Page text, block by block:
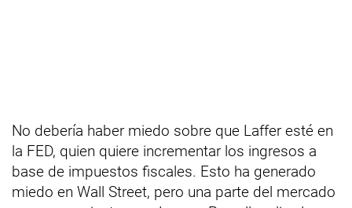
No debería haber miedo sobre que Laffer esté en
la FED, quien quiere incrementar los ingresos a
base de impuestos fiscales. Esto ha generado
miedo en Wall Street, pero una parte del mercado